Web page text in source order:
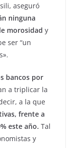
aseguró
ninguna
morosidad y
ser “un
bancos por
a triplicar la
a la que
frente a
este año. Tal
y